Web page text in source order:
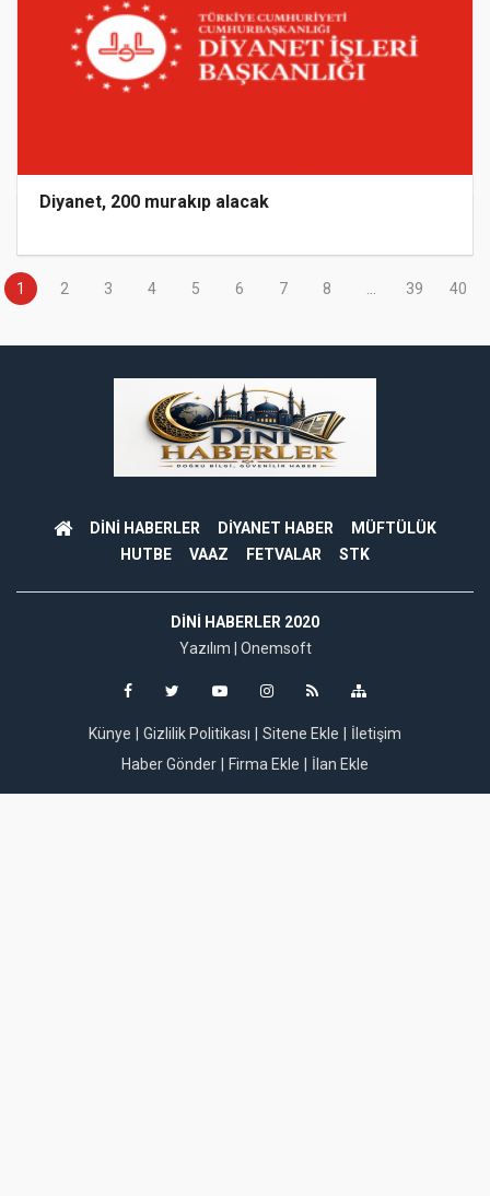
Diyanet, 200 murakıp alacak
1 2 3 4 5 6 7 8 39 40
DİNİ HABERLER DİYANET HABER
MÜFTÜLÜK
HUTBE
VAAZ FETVALAR STK
DINI HABERLER 2020
Yazılım | Onemsoft
Künye Gizlilik Politikası Sitene Ekle
İletişim
Haber Gönder
Firma Ekle İlan Ekle